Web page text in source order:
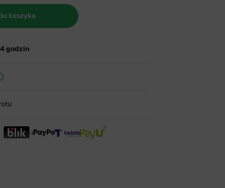
koszyka
godzin